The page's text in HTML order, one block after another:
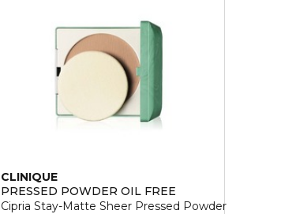
CLINIQUE
PRESSED POWDER OIL FREE
Cipria Stay-Matte Sheer Pressed Powder